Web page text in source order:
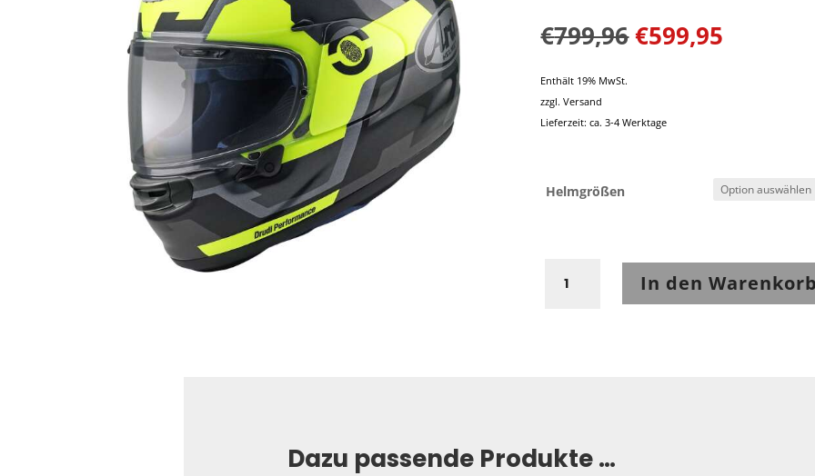
€799,96€599,95
Enthält 19% MwSt.
zzgl.Versand
Lieferzeit: ca. 3-4 Werktage
Helmgrößen
Quantic
In den
Dazu passende Produkte …